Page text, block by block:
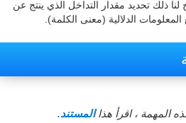
ذلك تحديد مقدار التداخل الذي ينتج عن
الدلالية (معنى الكلمة).
المهمة ، اقرأ هذاالمستند.